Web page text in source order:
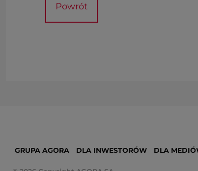
Powrót
GRUPA AGORA DLA INWESTORÓW DLA